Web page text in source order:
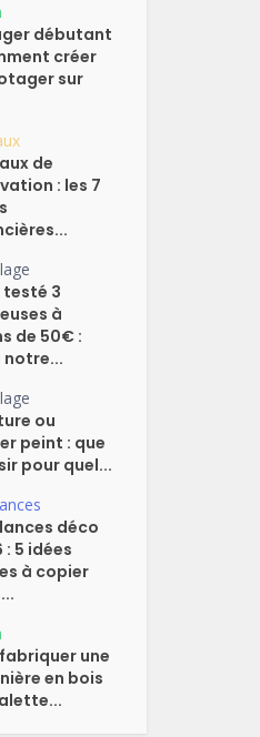
débutant
créer
sur
de
: les 7
testé 3
à
de 50€ :
notre...
ou
peint : que
pour quel...
déco
: 5 idées
à copier
fabriquer une
en bois